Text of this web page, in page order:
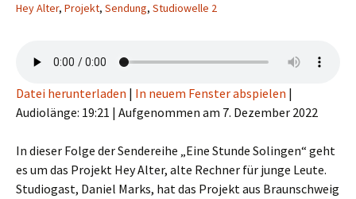
Hey Alter, Projekt, Sendung, Studiowelle 2
Datei herunterladen | In neuem Fenster abspielen |
Audiolänge: 19:21 | Aufgenommen am 7. Dezember 2022
In dieser Folge der Sendereihe „Eine Stunde Solingen“ geht
es um das Projekt Hey Alter, alte Rechner für junge Leute.
Studiogast, Daniel Marks, hat das Projekt aus Braunschweig